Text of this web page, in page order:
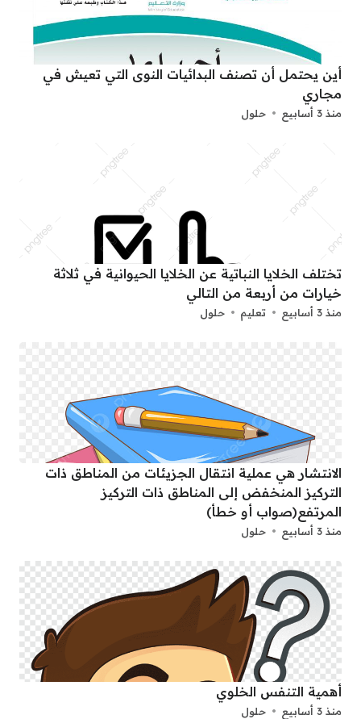
أين يحتمل أن تصنف البدائيات النوى التي تعيش في
مجاري
منذ 3 أسابيع حلول
تختلف الخلايا النباتية عن الخلايا الحيوانية في ثلاثة
خيارات من أربعة من التالي
منذ 3 أسابيع تعليم حلول
الانتشار هي عملية انتقال الجزيئات من المناطق ذات
التركيز المنخفض إلى المناطق ذات التركيز
المرتفع(صواب أو خطأ)
منذ 3 أسابيع حلول
أهمية التنفس الخلوي
منذ 3 أسابيع حلول